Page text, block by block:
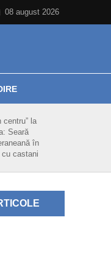
08 august 2026
centru” la
Seară
în
cu castani